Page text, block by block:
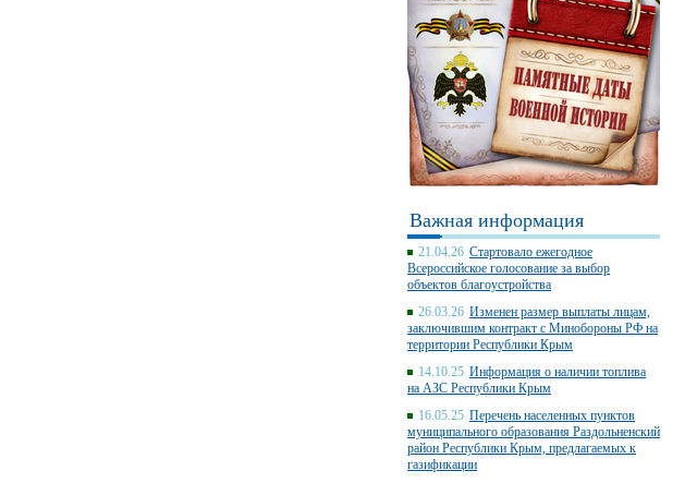
Важная информация
21.04.26 Стартовало ежегодное
Всероссийское голосование за выбор
объектов благоустройства
26.03.26 Изменен размер выплаты лицам,
заключившим контракт с Минобороны РФ на
территории Республики Крым
14.10.25 Информация о наличии топлива
на АЗС Республики Крым
16.05.25 Перечень населенных пунктов
муниципального образования Раздольненский
район Республики Крым, предлагаемых к
газификации